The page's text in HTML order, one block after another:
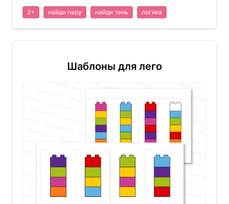
2+ найди пару найди тень логика
Шаблоны для лего